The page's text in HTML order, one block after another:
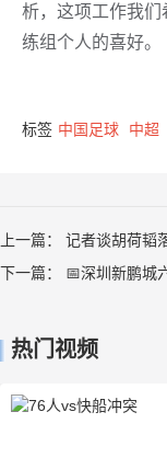
析，这项工作我
练组个人的喜好。
标签 中国足球 中超
上一篇： 记者谈胡荷韬
下一篇： 📅深圳新鹏城
热门视频